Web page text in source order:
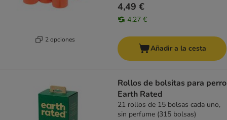
2 opciones
4,49 €
4,27 €
Añadir a la cesta
Rollos de bolsitas para perro
Earth Rated
21 rollos de 15 bolsas cada uno,
sin perfume (315 bolsas)